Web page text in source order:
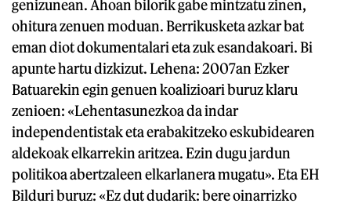
genizunean. Ahoan bilorik gabe mintzatu zinen,
ohitura zenuen moduan. Berrikusketa azkar bat
eman diot dokumentalari eta zuk esandakoari. Bi
apunte hartu dizkizut. Lehena: 2007an Ezker
Batuarekin egin genuen koalizioari buruz klaru
zenioen: «Lehentasunezkoa da indar
independentistak eta erabakitzeko eskubidearen
aldekoak elkarrekin aritzea. Ezin dugu jardun
politikoa abertzaleen elkarlanera mugatu». Eta EH
Bilduri buruz: «Ez dut dudarik: bere oinarrizko